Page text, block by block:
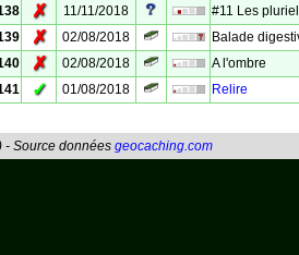
✗ 11/11/2018
#11 Les
✗ 02/08/2018
Balade
✗ 02/08/2018
A l'ombre
✓ 01/08/2018 Relire
- Source données geocaching.com